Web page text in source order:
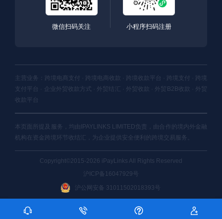
微信扫码关注 小程序扫码注册
主营业务：跨境电商支付 · 跨境电商收款 · 跨境收款平台 · 跨境支付 · 跨境
支付平台 · 企业外贸收款方式 · 外贸结汇 · 外贸收款 · 外贸B2B收款 · 外贸
收款平台
本页面所提及服务，均由IPAYLINKS LIMITED负责，由合作的境内外金融
机构在资金跨境环节收结汇，为企业提供安全便利的跨境交易服务。
Copyright©2015-2026 iPayLinks All Rights Reserved
沪ICP备16047929号
沪公网安备 31011502018393号